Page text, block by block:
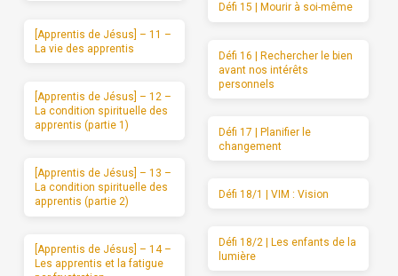
[Apprentis de Jésus] – 11 –
La vie des apprentis
[Apprentis de Jésus] – 12 –
La condition spirituelle des
apprentis (partie 1)
[Apprentis de Jésus] – 13 –
La condition spirituelle des
apprentis (partie 2)
[Apprentis de Jésus] – 14 –
Les apprentis et la fatigue
Défi 15 | Mourir à soi-même
Défi 16 | Rechercher le bien
avant nos intérêts
personnels
Défi 17 | Planifier le
changement
Défi 18/1 | VIM : Vision
Défi 18/2 | Les enfants de la
lumière